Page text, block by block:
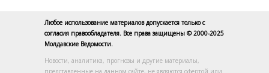
Любое использование материалов допускается только с
согласия правообладателя. Все права защищены © 2000-2025
Молдавские Ведомости.
Новости, аналитика, прогнозы и другие материалы,
представленные на данном сайте, не являются офертой или